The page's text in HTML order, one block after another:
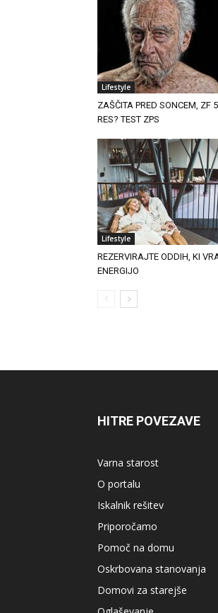
Lifestyle
ZAŠČITA PRED SONCEM, ZF
RES? TEST ZPS
Lifestyle
REZERVIRAJTE ODDIH, KI
ENERGIJO
HITRE POVEZAVE
Varna starost
O portalu
Iskalnik rešitev
Priporočamo
Pomoč na domu
Oskrbovana stanovanja
Domovi za starejše